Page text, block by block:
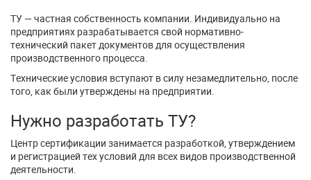
ТУ — частная собственность компании. Индивидуально на
предприятиях разрабатывается свой нормативно-
технический пакет документов для осуществления
производственного процесса.
Технические условия вступают в силу незамедлительно, после
того, как были утверждены на предприятии.
Нужно разработать ТУ?
Центр сертификации занимается разработкой, утверждением
и регистрацией тех условий для всех видов производственной
деятельности.